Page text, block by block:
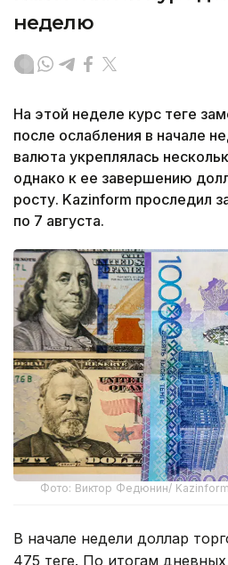
неделю
На этой неделе курс теңге
после ослабления в начале
валюта укреплялась
однако к ее завершению
росту. Kazinform проследил
по 7 августа.
Фото: Виктор Федюнин/ Kazinform
В начале недели доллар
475 теңге. По итогам